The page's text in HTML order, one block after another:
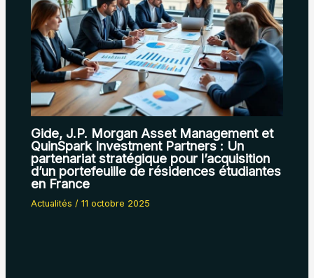
Gide, J.P. Morgan Asset Management et
QuinSpark Investment Partners : Un
partenariat stratégique pour l’acquisition
d’un portefeuille de résidences étudiantes
en France
Actualités /11 octobre 2025